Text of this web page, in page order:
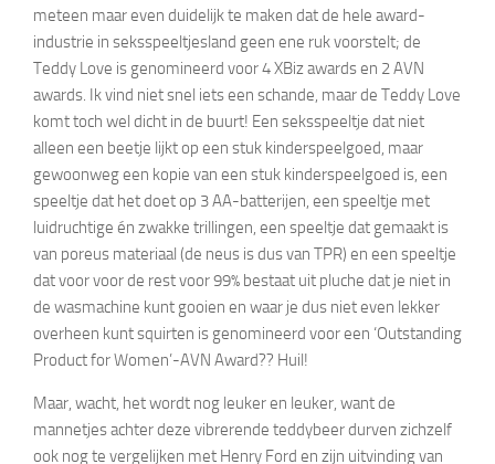
meteen maar even duidelijk te maken dat de hele award-
industrie in seksspeeltjesland geen ene ruk voorstelt; de
Teddy Love is genomineerd voor 4 XBiz awards en 2 AVN
awards. Ik vind niet snel iets een schande, maar de Teddy Love
komt toch wel dicht in de buurt! Een seksspeeltje dat niet
alleen een beetje lijkt op een stuk kinderspeelgoed, maar
gewoonweg een kopie van een stuk kinderspeelgoed is, een
speeltje dat het doet op 3 AA-batterijen, een speeltje met
luidruchtige én zwakke trillingen, een speeltje dat gemaakt is
van poreus materiaal (de neus is dus van TPR) en een speeltje
dat voor voor de rest voor 99% bestaat uit pluche dat je niet in
de wasmachine kunt gooien en waar je dus niet even lekker
overheen kunt squirten is genomineerd voor een ‘Outstanding
Product for Women’-AVN Award?? Huil!
Maar, wacht, het wordt nog leuker en leuker, want de
mannetjes achter deze vibrerende teddybeer durven zichzelf
ook nog te vergelijken met Henry Ford en zijn uitvinding van